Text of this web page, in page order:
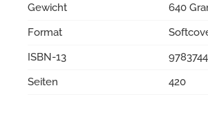
Gewicht
640
Format
ISBN-13
Seiten
420